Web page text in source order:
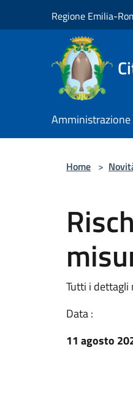
Regione Emilia-
Amministrazione
Home >
Tutti i dettagli
Data :
11 agosto